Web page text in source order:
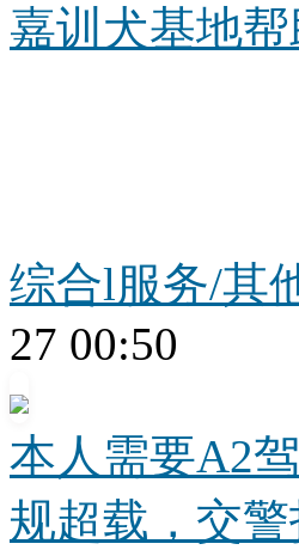
嘉训犬基地
综合l服务/其
27 00:50
本人需要A2
规超载，交